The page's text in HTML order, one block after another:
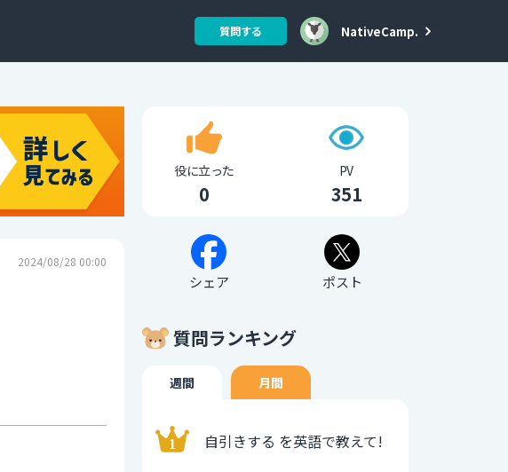
質問する NativeCamp.
2024/08/28 00:00
役に立った
0
PV
351
シェア ポスト
質問ランキング
週間 月間
自引きする を英語で教えて!